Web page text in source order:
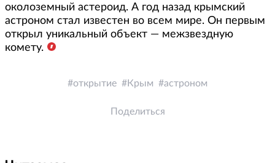
околоземный астероид. А год назад крымский
астроном стал известен во всем мире. Он первым
открыл уникальный объект — межзвездную
комету.
открытие Крым астроном
Поделиться